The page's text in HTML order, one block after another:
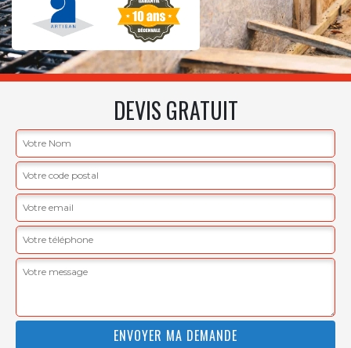
DEVIS GRATUIT